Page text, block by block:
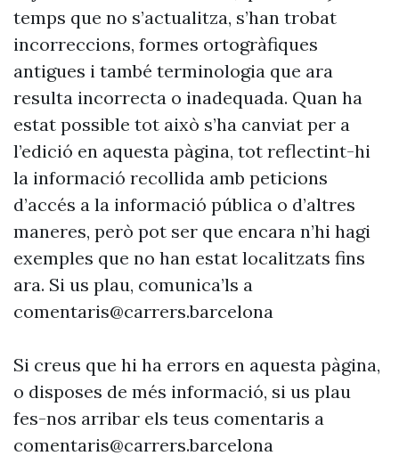
temps que no s’actualitza, s’han trobat
incorreccions, formes ortogràfiques
antigues i també terminologia que ara
resulta incorrecta o inadequada. Quan ha
estat possible tot això s’ha canviat per a
l’edició en aquesta pàgina, tot reflectint-hi
la informació recollida amb peticions
d’accés a la informació pública o d’altres
maneres, però pot ser que encara n’hi hagi
exemples que no han estat localitzats fins
ara. Si us plau, comunica’ls a
comentaris@carrers.barcelona
Si creus que hi ha errors en aquesta pàgina,
o disposes de més informació, si us plau
fes-nos arribar els teus comentaris a
comentaris@carrers.barcelona